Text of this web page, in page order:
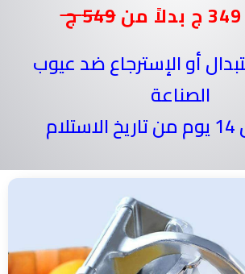
549 ج
أو الإسترجاع ضد عيوب
الصناعة